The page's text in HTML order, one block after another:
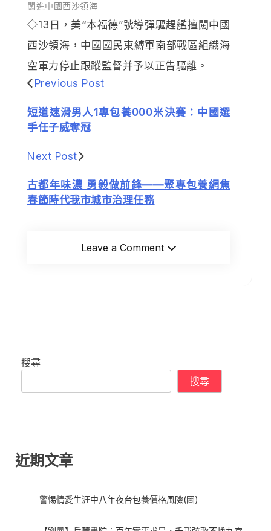
闖進中國西沙領海
◇13日，美“本福德”號導彈驅趕艦擅闖中國
西沙領海，中國國民束縛軍南部戰區組織海
空軍力停止跟蹤監督并予以正告驅離。
Previous Post
短道速滑男人1專包養000米決賽：中國選
手任子威奪冠
Next Post
古都年味濃 勇毅做前鋒——聚專包養網焦
春節時代我市城市治理任務
Leave a Comment
搜尋
搜尋
近期文章
警惕情愛生涯中八年夜台包養價格風險(圖)